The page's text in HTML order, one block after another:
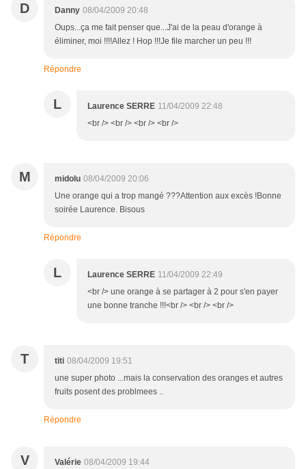
D Danny 08/04/2009 20:48
Oups...ça me fait penser que...J'ai de la peau d'orange à
éliminer, moi !!!!Allez ! Hop !!!Je file marcher un peu !!!
Répondre
L Laurence SERRE 11/04/2009 22:48
<br /> <br /> <br /> <br />
M midolu 08/04/2009 20:06
Une orange qui a trop mangé ???Attention aux excès !Bonne
soirée Laurence. Bisous
Répondre
L Laurence SERRE 11/04/2009 22:49
<br /> une orange à se partager à 2 pour s'en payer
une bonne tranche !!!<br /> <br /> <br />
T titi 08/04/2009 19:51
une super photo ...mais la conservation des oranges et autres
fruits posent des problmees ..
Répondre
V Valérie 08/04/2009 19:44